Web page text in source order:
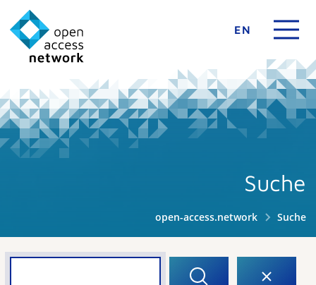
EN
Suche
open-access.network Suche